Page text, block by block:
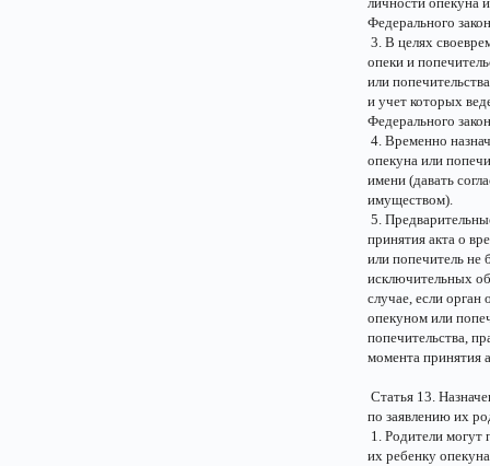
Федерального
3. В целях
опеки и
или
и учет которых
Федерального
4. Временно
опекуна или
имени (давать
имуществом).
5.
принятия акта о
или попечитель не
исключительных
случае, если орган
опекуном или
попечительства,
момента принятия
Статья 13.
по заявлению их
1. Родители могут
их ребенку